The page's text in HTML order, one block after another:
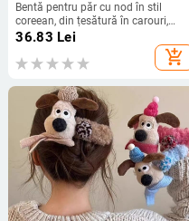
Bentă pentru păr cu nod în stil
coreean, din țesătură în carouri,
realizată manual, accesorii pentru
femei, colecția toamnă–iarna 2024
36.83 Lei
add_shopping_cart